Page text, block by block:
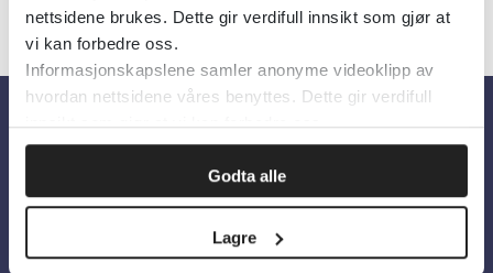
nettsidene brukes. Dette gir verdifull innsikt som gjør at
vi kan forbedre oss.
Informasjonskapslene samler anonyme videoklipp av
hvordan nettsidene våres benyttes. Dette gir verdifull
innsikt som gjør at vi kan forbedre oss.
Godta alle
Lagre
Om oss
Personvern og informasjonskapsler